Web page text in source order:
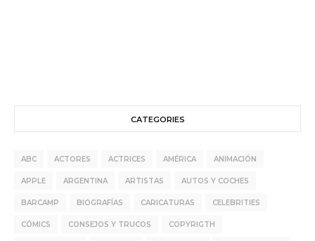
CATEGORIES
ABC ACTORES ACTRICES AMÉRICA ANIMACIÓN
APPLE ARGENTINA ARTISTAS AUTOS Y COCHES
BARCAMP BIOGRAFÍAS CARICATURAS CELEBRITIES
CÓMICS CONSEJOS Y TRUCOS COPYRIGTH